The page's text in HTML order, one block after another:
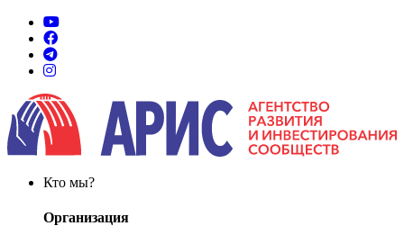
Кто мы?
Организация